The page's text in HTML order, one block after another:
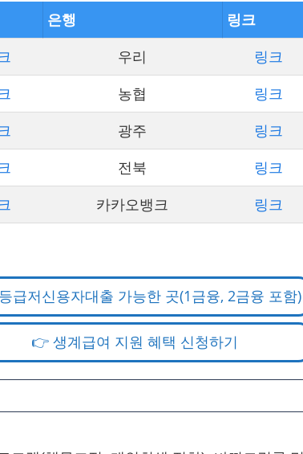
은행
링크
우리
링크
농협
링크
광주
링크
전북
링크
카카오뱅크 링크
급저신용자대출 가능한 곳(1금융, 2금융 포함)
👉 생계급여 지원 혜택 신청하기